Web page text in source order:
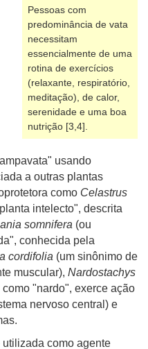
Pessoas com
predominância de vata
necessitam
essencialmente de uma
rotina de exercícios
(relaxante, respiratório,
meditação), de calor,
serenidade e uma boa
nutrição [3,4].
usando
a outras plantas
como Celastrus
intelecto", descrita
somnifera (ou
conhecida pela
cordifolia (um sinônimo de
muscular), Nardostachys
"nardo", exerce ação
nervoso central) e
utilizada como agente